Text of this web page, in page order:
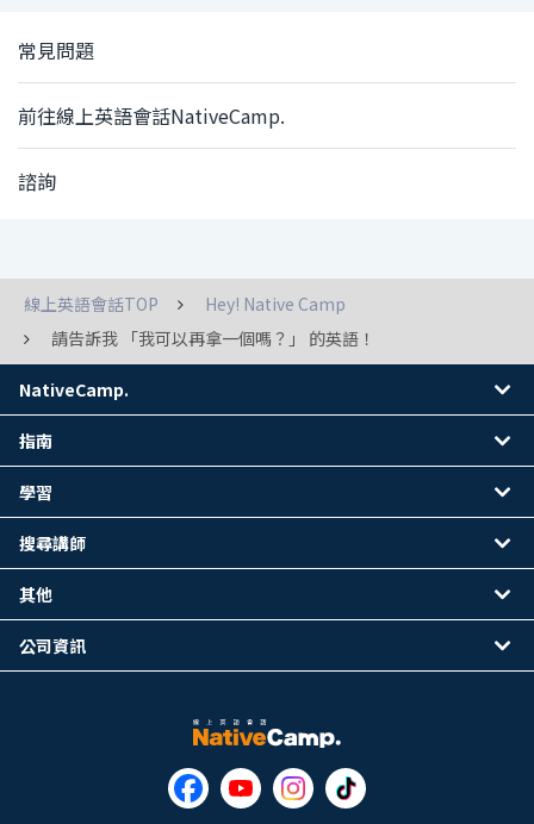
常見問題
前往線上英語會話NativeCamp.
諮詢
線上英語會話TOP
Hey! Native Camp
請告訴我 「我可以再拿一個嗎？」 的英語！
NativeCamp.
指南
學習
搜尋講師
其他
公司資訊